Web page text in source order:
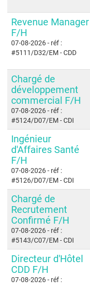
Revenue Manager
F/H
07-08-2026- réf :
#5111/D32/EM - CDD
Chargé de
développement
commercial F/H
07-08-2026- réf :
#5124/D07/EM - CDI
Ingénieur
d'Affaires Santé
F/H
07-08-2026- réf :
#5126/D07/EM - CDI
Chargé de
Recrutement
Confirmé F/H
07-08-2026- réf :
#5143/C07/EM - CDI
Directeur d'Hôtel
CDD F/H
07-08-2026- réf :